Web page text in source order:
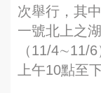
次舉行，其
一號北上之
（11/4∼11/
上午10點至